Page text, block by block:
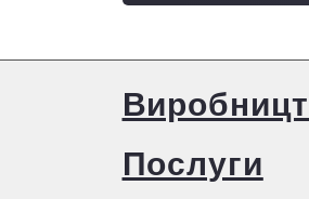
параметри
Полімерне
Матеріал стійкий
та сильними
Профільовані
Послуги